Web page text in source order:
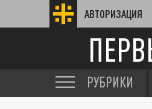
АВТОРИЗАЦИЯ
РУБРИКИ